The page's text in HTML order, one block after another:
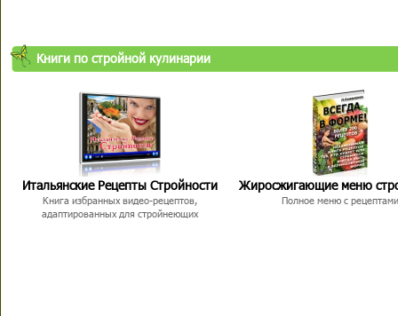
Книги по стройной кулинарии
Итальянские Рецепты Стройности
Книга избранных видео-рецептов,
адаптированных для стройнеющих
Жиросжигающие меню
Полное меню с рецептами